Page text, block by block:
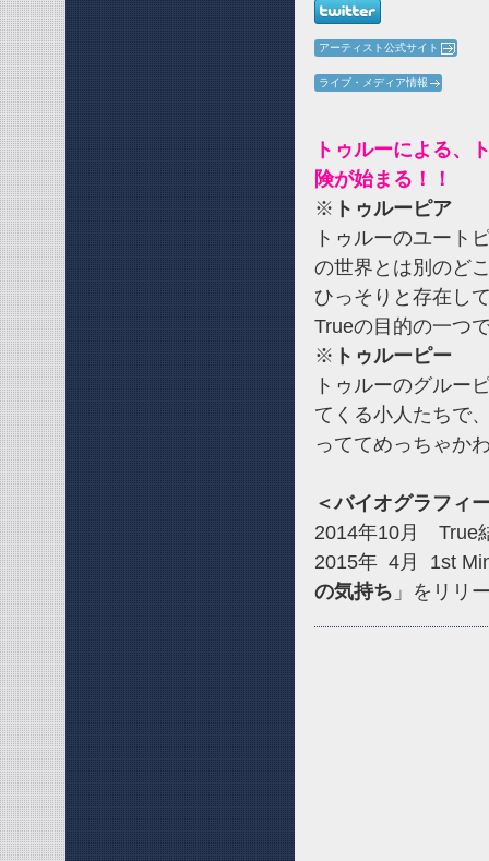
アーティスト公式サイト
ライブ・メディア情報
トゥルーによる、
険が始まる！！
※ トゥルーピア
トゥルーのユート
の世界とは別のど
ひっそりと存在し
Trueの目的の一つ
※ トゥルーピー
トゥルーのグルー
てくる小人たちで
っててめっちゃか
＜バイオグラフィ
2014年10月 True
2015年 4月 1st
の気持ち 」をリリ